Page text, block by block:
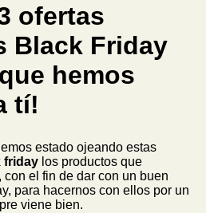
ofertas
Black Friday
hemos
tí!
estado ojeando estas
friday los productos que
el fin de dar con un buen
para hacernos con ellos por un
viene bien.